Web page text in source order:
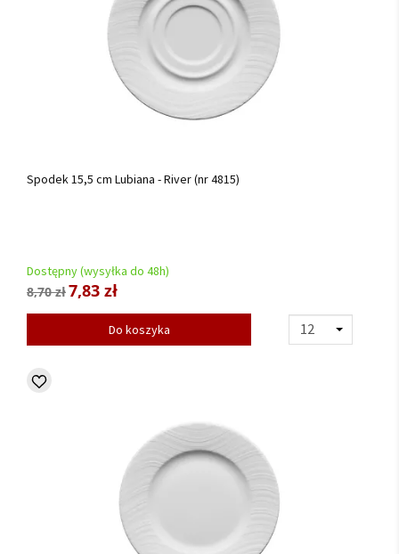
Spodek 15,5 cm Lubiana - River (nr 4815)
Dostępny (wysyłka do 48h)
8,70 zł7,83 zł
Do koszyka